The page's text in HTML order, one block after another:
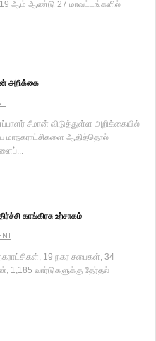
ஆம் ஆண்டு 27 மாவட்டங்களில்
அறிக்கை
சீமான் விடுத்துள்ள அறிக்கையில்
மாநகராட்சிகளை ஆதித்தொல்
காங்கிரசு உற்சாகம்
19 நகர சபைகள், 34
1,185 வார்டுகளுக்கு தேர்தல்